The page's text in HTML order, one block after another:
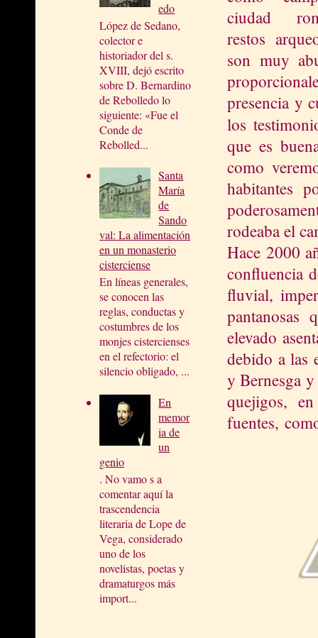
edo
López de Sedano,
colector e
historiador del s.
XVIII, dejó escrito
sobre D. Bernardino
de Rebolledo lo
siguiente: «Fue el
Conde de
Rebolled...
Santa
María
de
Sando
val: La alimentación
en un monasterio
cisterciense
En líneas generales,
se conocen las
reglas, conductas y
costumbres de los
monjes cistercienses
en el refectorio: el
silencio obligado, ...
En
memor
ia de
un
genio
. No vamo s a
comentar aquí la
trascendencia
literaria de Lope de
Vega, considerado
uno de los
novelistas, poetas y
dramaturgos más
import...
ciudad
restos
son muy
presencia y
los
que es
como
habitantes
rodeaba el
Hace 2000
confluencia
fluvial,
pantanosas
elevado
debido a las
y Bernesga
quejigos,
fuentes,